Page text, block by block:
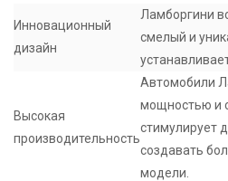
Инновационный
дизайн
Ламборгини
смелый и
Высокая
производительность
Автомобили
мощностью и
стимулирует
создавать
модели.